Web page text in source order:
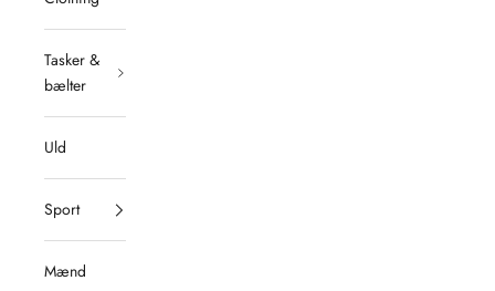
Tasker &
bælter
Uld
Sport
Mænd